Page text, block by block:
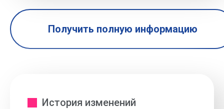
Получить полную информацию
История изменений